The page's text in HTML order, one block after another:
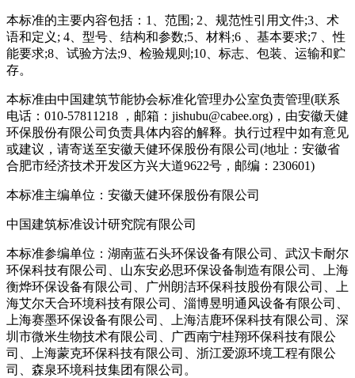
本标准的主要内容包括：1、范围; 2、规范性引用文件;3、术
语和定义; 4、型号、结构和参数;5、材料;6 、基本要求;7 、性
能要求;8、试验方法;9、检验规则;10、标志、包装、运输和贮
存。
本标准由中国建筑节能协会标准化管理办公室负责管理(联系
电话：010-57811218 ，邮箱：jishubu@cabee.org)，由安徽天健
环保股份有限公司负责具体内容的解释。执行过程中如有意见
或建议，请寄送至安徽天健环保股份有限公司(地址：安徽省
合肥市经济技术开发区方兴大道9622号，邮编：230601)
本标准主编单位：安徽天健环保股份有限公司
中国建筑标准设计研究院有限公司
本标准参编单位：湖南蓝石头环保设备有限公司、武汉卡耐尔
环保科技有限公司、山东安必思环保设备制造有限公司、上海
衡烨环保设备有限公司、广州朗洁环保科技股份有限公司、上
海艾尔天合环境科技有限公司、淄博昱明通风设备有限公司、
上海赛墨环保设备有限公司、上海洁鹿环保科技有限公司、深
圳市微米生物技术有限公司、广西南宁桂翔环保科技有限公
司、上海蒙克环保科技有限公司、浙江爱源环境工程有限公
司、森泉环境科技集团有限公司。